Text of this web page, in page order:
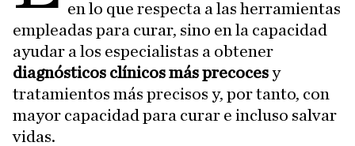
en lo que respecta a las herramientas
empleadas para curar, sino en la capacidad
ayudar a los especialistas a obtener
diagnósticos clínicos más precocesy
tratamientos más precisos y, por tanto, con
mayor capacidad para curar e incluso salvar
vidas.